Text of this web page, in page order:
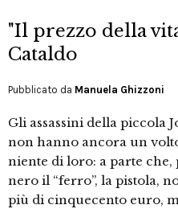
"Il prezzo della
Cataldo
Pubblicato da Manuela Ghizzoni
Gli assassini della piccola
non hanno ancora un
niente di loro: a parte
nero il “ferro”, la pistola,
più di cinquecento euro,